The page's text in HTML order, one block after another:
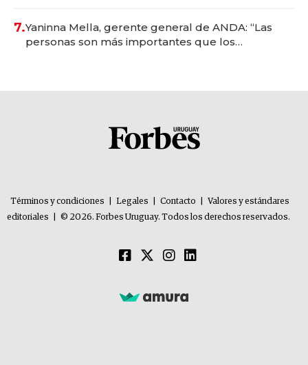
7.Yaninna Mella, gerente general de ANDA: “Las
personas son más importantes que los
Términos y condiciones Legales Contacto
Valores y estándares
editoriales
© 2026. Forbes Uruguay. Todos los derechos reservados.